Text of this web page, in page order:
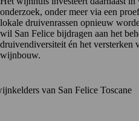
onderzoek, onder meer via een
lokale druivenrassen opnieuw
wil San Felice bijdragen aan het
druivendiversiteit én het versterken
wijnbouw.